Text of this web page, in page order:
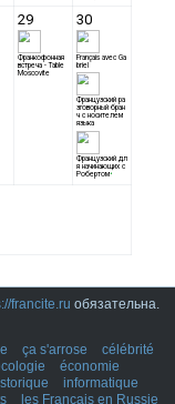
francite.ru обязательна.
ça s'arrose
célébrité
économie
informatique
les Français en Russie